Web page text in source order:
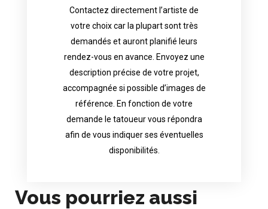
Contactez directement l’artiste de
votre choix car la plupart sont très
demandés et auront planifié leurs
rendez-vous en avance. Envoyez une
description précise de votre projet,
accompagnée si possible d’images de
référence. En fonction de votre
demande le tatoueur vous répondra
afin de vous indiquer ses éventuelles
disponibilités.
Contact directly the artist of your
choice because most are in great
appointments in advance. Send an
accurate description of your project, if
possible attached with reference
images. Depending your request, the
tattoo artist will answer to tell you his
Vous pourriez aussi